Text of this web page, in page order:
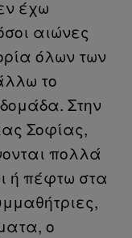
έχω
αιώνες
όλων των
το
Στην
Σοφίας,
πολλά
ή πέφτω στα
ο